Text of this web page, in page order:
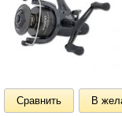
Сравнить В